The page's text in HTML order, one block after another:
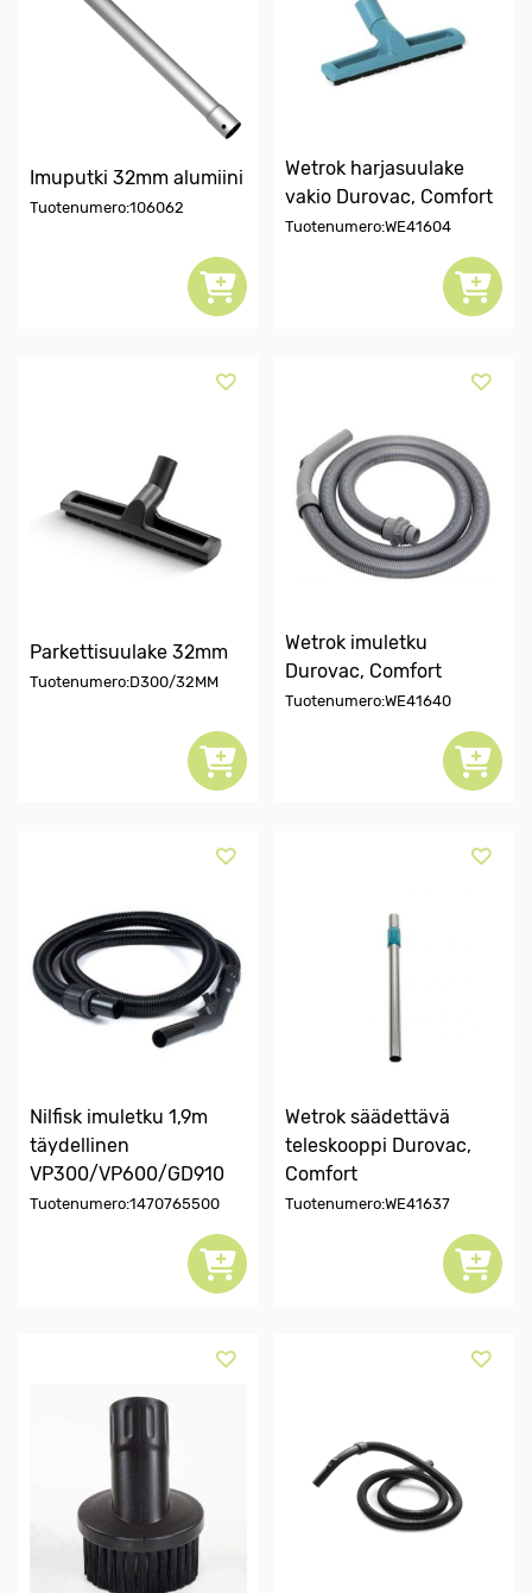
Imuputki 32mm alumiini
Tuotenumero:106062
Wetrok harjasuulake
vakio Durovac, Comfort
Tuotenumero:WE41604
Parkettisuulake 32mm
Tuotenumero:D300/32MM
Wetrok imuletku
Durovac, Comfort
Tuotenumero:WE41640
Nilfisk imuletku 1,9m
täydellinen
VP300/VP600/GD910
Tuotenumero:1470765500
Wetrok säädettävä
teleskooppi Durovac,
Comfort
Tuotenumero:WE41637